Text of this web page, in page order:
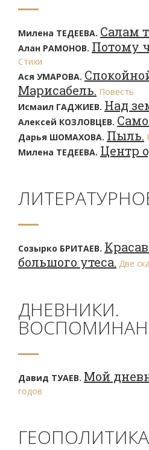
Милена ТЕДЕЕВА. Салам
Алан РАМОНОВ. Потому
Стихи
Ася УМАРОВА.
Марисабель. Повесть
Исмаил ГАДЖИЕВ. Над
Алексей КОЗЛОВЦЕВ.
Дарья ШОМАХОВА. Пыль.
Милена ТЕДЕЕВА. Центр
Созырко БРИТАЕВ.
большого утеса. Две
ДНЕВНИКИ.
Давид ТУАЕВ. Мой
годов
ГЕОПОЛИТИКА